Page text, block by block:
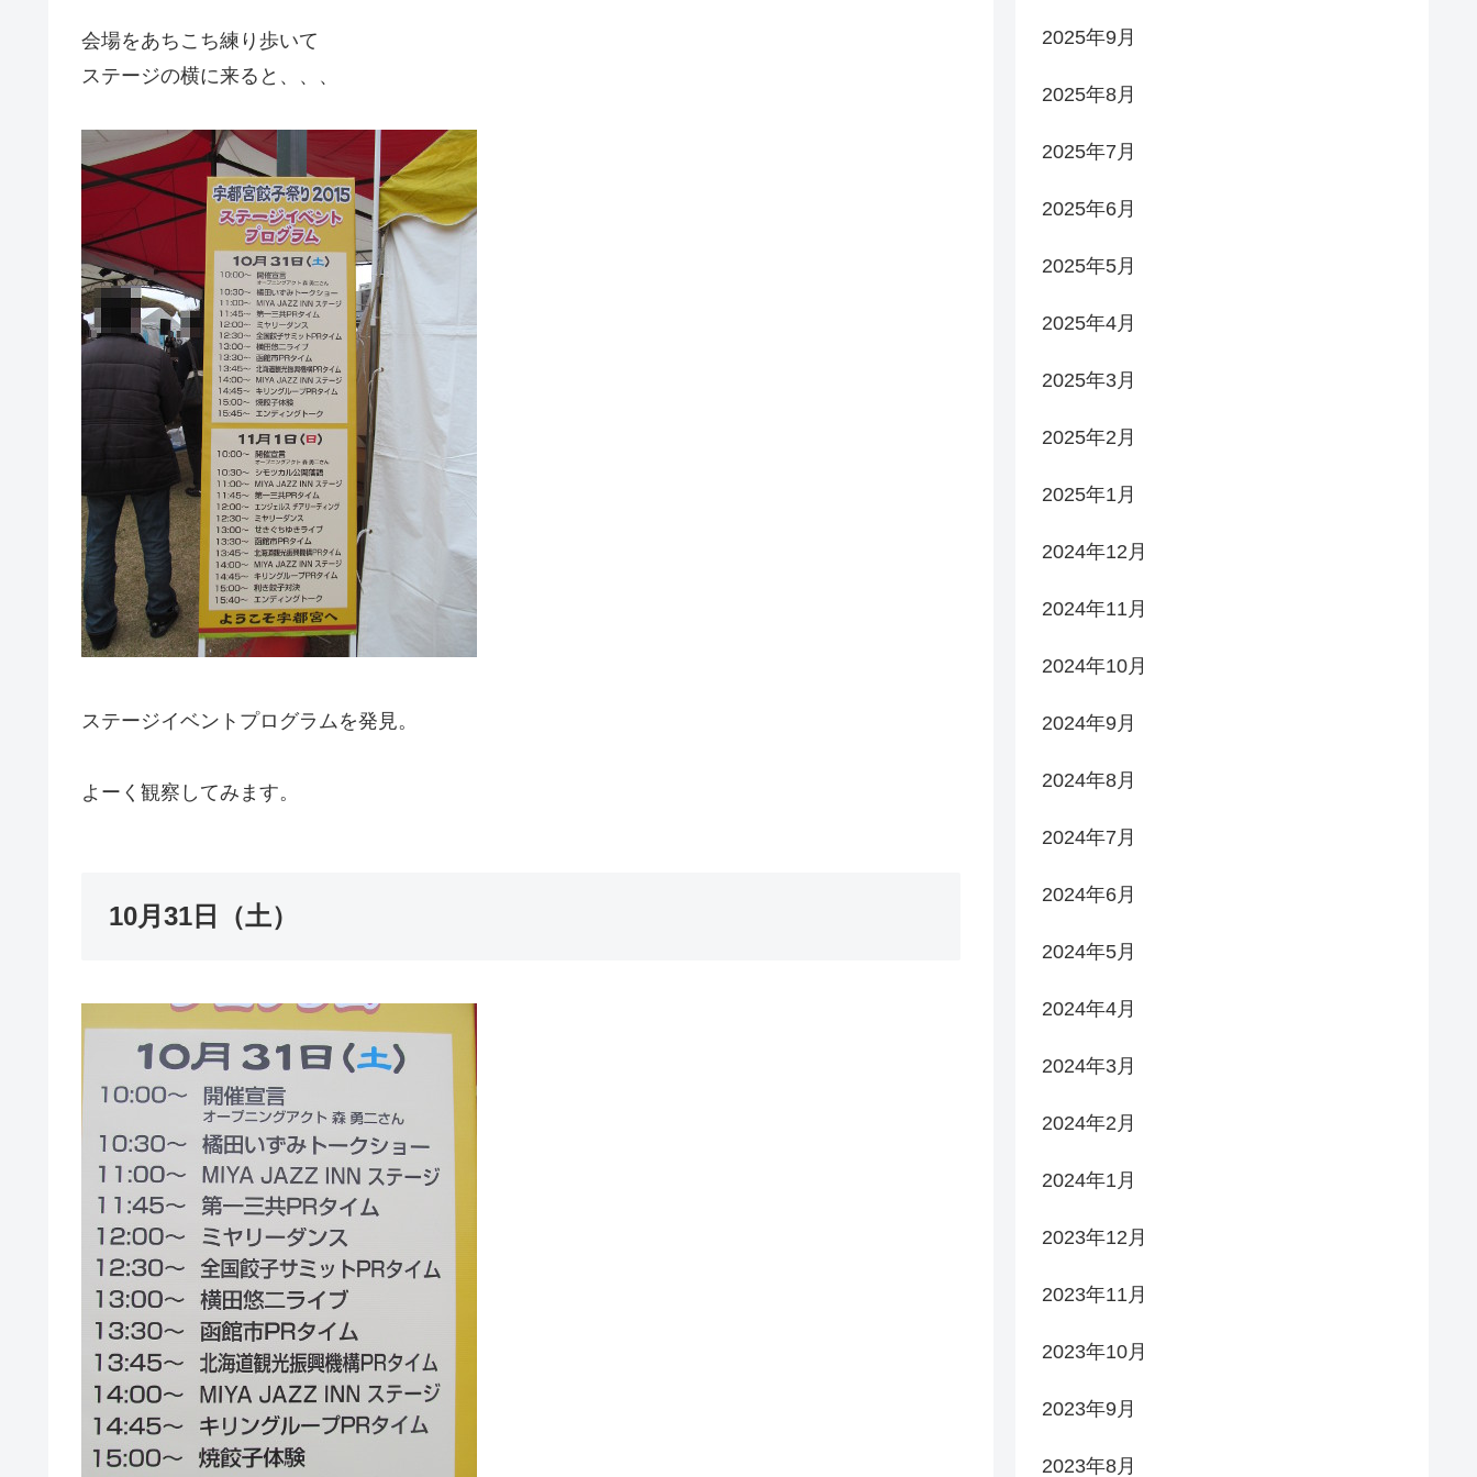
会場をあちこち練り歩いて
ステージの横に来ると、、、
ステージイベントプログラムを発見。
よーく観察してみます。
10月31日（土）
2025年9月
2025年8月
2025年7月
2025年6月
2025年5月
2025年4月
2025年3月
2025年2月
2025年1月
2024年12月
2024年11月
2024年10月
2024年9月
2024年8月
2024年7月
2024年6月
2024年5月
2024年4月
2024年3月
2024年2月
2024年1月
2023年12月
2023年11月
2023年10月
2023年9月
2023年8月